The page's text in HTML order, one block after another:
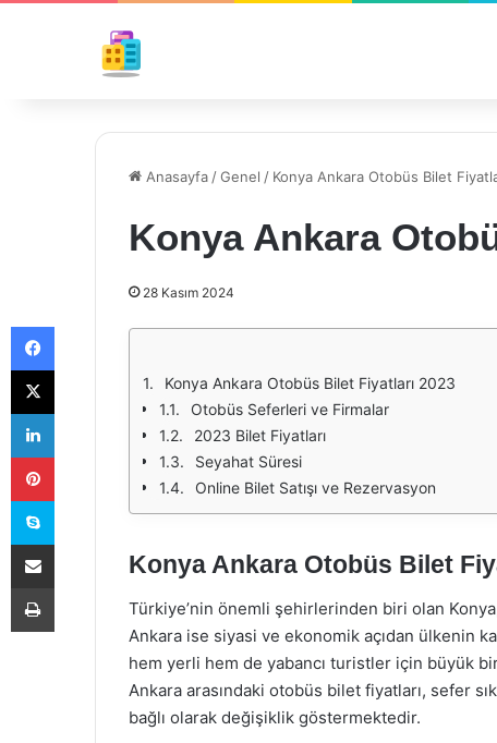
Anasayfa /Genel / Konya Ankara Otobüs Bilet
Konya Ankara
28 Kasım 2024
Konya Ankara Otobüs Bilet Fiyatları 2023
Otobüs Seferleri ve Firmalar
2023 Bilet Fiyatları
Seyahat Süresi
Online Bilet Satışı ve Rezervasyon
Konya Ankara Otobüs Bilet
Türkiye’nin önemli şehirlerinden biri olan
Ankara ise siyasi ve ekonomik açıdan ülkenin
hem yerli hem de yabancı turistler için büyük
Ankara arasındaki otobüs bilet fiyatları, sefer
bağlı olarak değişiklik göstermektedir.
Facebook
X
LinkedIn
Pinterest
Skype
E-Posta ile paylaş